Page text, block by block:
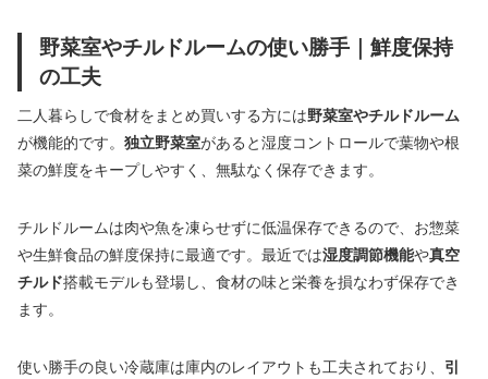
野菜室やチルドルームの使い勝手｜鮮度保持
の工夫
二人暮らしで食材をまとめ買いする方には野菜室やチルドルーム
が機能的です。 独立野菜室があると湿度コントロールで葉物や根
菜の鮮度をキープしやすく、無駄なく保存できます。
チルドルームは肉や魚を凍らせずに低温保存できるので、お惣菜
や生鮮食品の鮮度保持に最適です。最近では湿度調節機能や真空
チルド搭載モデルも登場し、食材の味と栄養を損なわず保存でき
ます。
使い勝手の良い冷蔵庫は庫内のレイアウトも工夫されており、 引